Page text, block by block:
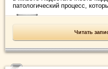
патологический процесс,
Читать